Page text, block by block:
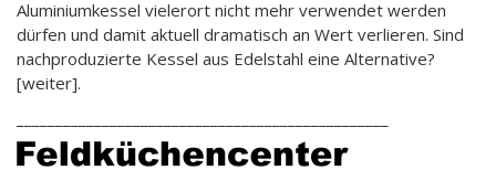
Aluminiumkessel vielerort nicht mehr verwendet werden
dürfen und damit aktuell dramatisch an Wert verlieren. Sind
nachproduzierte Kessel aus Edelstahl eine Alternative?
[weiter].